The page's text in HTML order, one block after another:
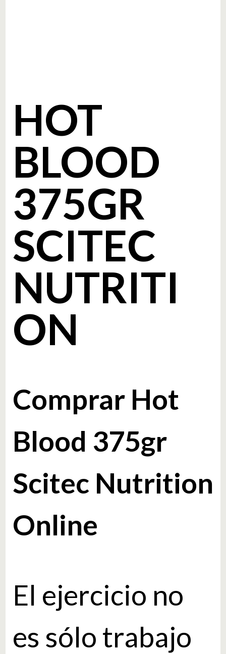
HOT
BLOOD
375GR
SCITEC
NUTRITI
ON
Comprar Hot
Blood 375gr
Scitec Nutrition
Online
El ejercicio no
es sólo trabajo